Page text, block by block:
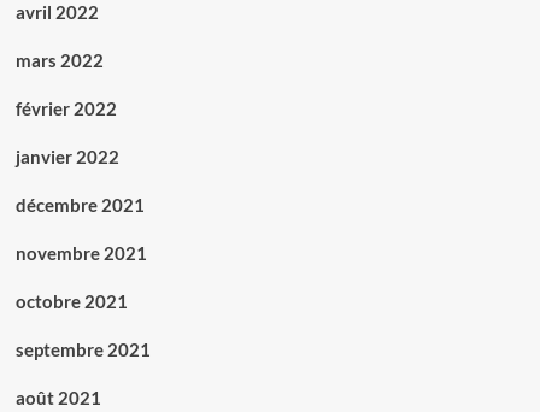
avril 2022
mars 2022
février 2022
janvier 2022
décembre 2021
novembre 2021
octobre 2021
septembre 2021
août 2021